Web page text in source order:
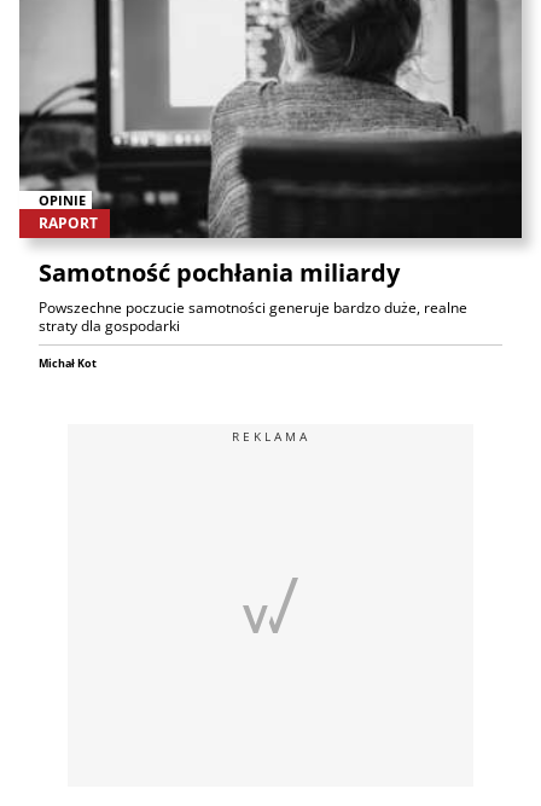
OPINIE
RAPORT
Samotność pochłania miliardy
Powszechne poczucie samotności generuje bardzo duże, realne
straty dla gospodarki
Michał Kot
REKLAMA